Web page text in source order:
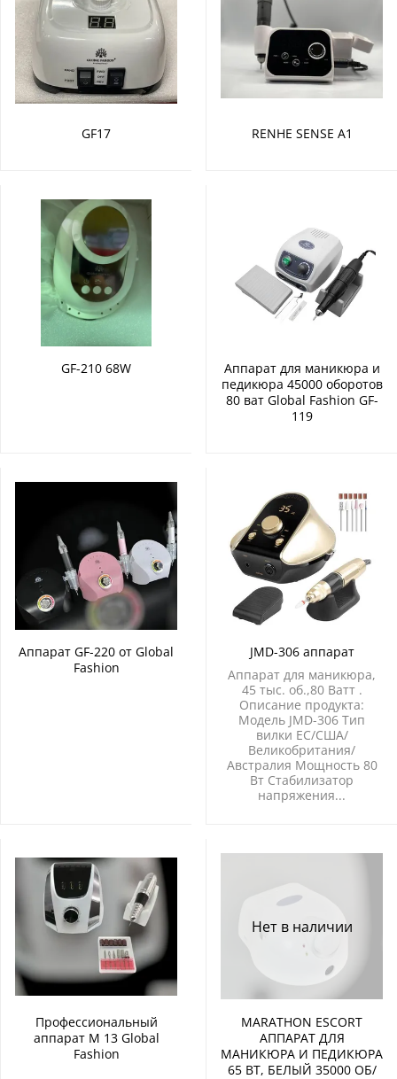
GF17 RENHE SENSE A1
GF-210 68W
Аппарат для маникюра и
педикюра 45000 оборотов
80 ват Global Fashion GF-
119
Аппарат GF-220 от Global
Fashion
JMD-306 аппарат
Аппарат для маникюра,
45 тыс. об.,80 Ватт .
Описание продукта:
Модель JMD-306 Тип
вилки ЕС/США/
Великобритания/
Австралия Мощность 80
Вт Стабилизатор
напряжения...
Профессиональный
аппарат М 13 Global
Fashion
Нет в наличии
MARATHON ESCORT
АППАРАТ ДЛЯ
МАНИКЮРА И ПЕДИКЮРА
65 ВТ, БЕЛЫЙ 35000 ОБ/